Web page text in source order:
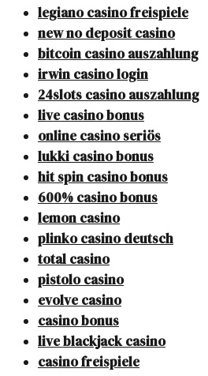
legiano casino freispiele
new no deposit casino
bitcoin casino auszahlung
irwin casino login
24slots casino auszahlung
live casino bonus
online casino seriös
lukki casino bonus
hit spin casino bonus
600% casino bonus
lemon casino
plinko casino deutsch
total casino
pistolo casino
evolve casino
casino bonus
live blackjack casino
casino freispiele